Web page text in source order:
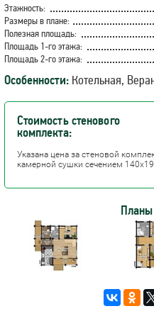
Этажность:
Размеры в плане:
Полезная площадь:
Площадь 1-го этажа:
Площадь 2-го этажа:
Особенности: Котельная,
Стоимость стенового
комплекта:
Указана цена за стеновой
камерной сушки сечением